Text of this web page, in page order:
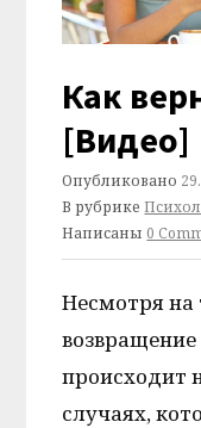
Как
[Видео]
Опубликовано
В рубрике
Написаны 0
Несмотря на
происходит
случаях,